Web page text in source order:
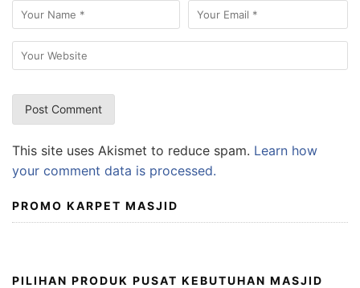
This site uses Akismet to reduce spam. Learn how
your comment data is processed.
PROMO KARPET MASJID
PILIHAN PRODUK PUSAT KEBUTUHAN MASJID